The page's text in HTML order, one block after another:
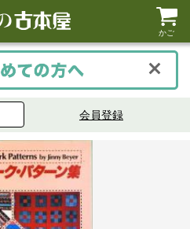
かご
会員登録